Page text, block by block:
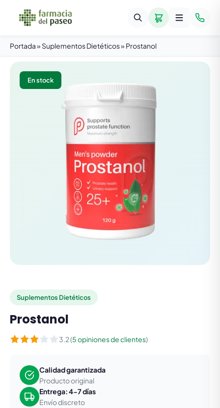
Portada» Suplementos Dietéticos» Prostanol
En stock
Suplementos Dietéticos
Prostanol
3.2 (5 opiniones de clientes)
Calidad garantizada
Producto original
Entrega: 4-7 días
Envío discreto